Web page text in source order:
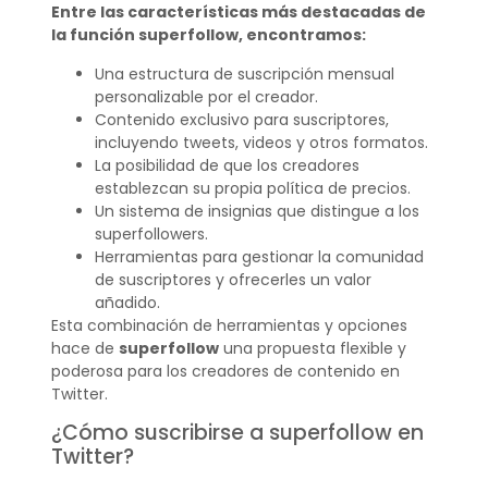
Entre las características más destacadas de
la función superfollow, encontramos:
Una estructura de suscripción mensual
personalizable por el creador.
Contenido exclusivo para suscriptores,
incluyendo tweets, videos y otros formatos.
La posibilidad de que los creadores
establezcan su propia política de precios.
Un sistema de insignias que distingue a los
superfollowers.
Herramientas para gestionar la comunidad
de suscriptores y ofrecerles un valor
añadido.
Esta combinación de herramientas y opciones
hace de superfollowuna propuesta flexible y
poderosa para los creadores de contenido en
Twitter.
¿Cómo suscribirse a superfollow en
Twitter?